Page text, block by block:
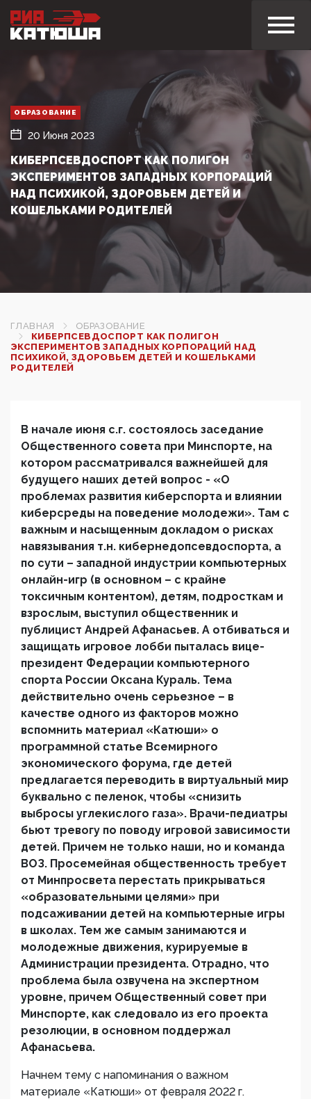
ОБРАЗОВАНИЕ
20 Июня 2023
КИБЕРПСЕВДОСПОРТ КАК ПОЛИГОН
ЭКСПЕРИМЕНТОВ ЗАПАДНЫХ КОРПОРАЦИЙ
НАД ПСИХИКОЙ, ЗДОРОВЬЕМ ДЕТЕЙ И
КОШЕЛЬКАМИ РОДИТЕЛЕЙ
ГЛАВНАЯ
ОБРАЗОВАНИЕ
КИБЕРПСЕВДОСПОРТ КАК ПОЛИГОН
ЭКСПЕРИМЕНТОВ ЗАПАДНЫХ КОРПОРАЦИЙ НАД
ПСИХИКОЙ, ЗДОРОВЬЕМ ДЕТЕЙ И КОШЕЛЬКАМИ
РОДИТЕЛЕЙ
В начале июня с.г. состоялось заседание
Общественного совета при Минспорте, на
котором рассматривался важнейшей для
будущего наших детей вопрос - «О
проблемах развития киберспорта и влиянии
киберсреды на поведение молодежи». Там с
важным и насыщенным докладом о рисках
навязывания т.н. кибернедопсевдоспорта, а
по сути – западной индустрии компьютерных
онлайн-игр (в основном – с крайне
токсичным контентом), детям, подросткам и
взрослым, выступил общественник и
публицист Андрей Афанасьев. А отбиваться и
защищать игровое лобби пыталась вице-
президент Федерации компьютерного
спорта России Оксана Кураль. Тема
действительно очень серьезное – в
качестве одного из факторов можно
вспомнить материал «Катюши» о
программной статье Всемирного
экономического форума, где детей
предлагается переводить в виртуальный мир
буквально с пеленок, чтобы «снизить
выбросы углекислого газа». Врачи-педиатры
бьют тревогу по поводу игровой зависимости
детей. Причем не только наши, но и команда
ВОЗ. Просемейная общественность требует
от Минпросвета перестать прикрываться
«образовательными целями» при
подсаживании детей на компьютерные игры
в школах. Тем же самым занимаются и
молодежные движения, курируемые в
Администрации президента. Отрадно, что
проблема была озвучена на экспертном
уровне, причем Общественный совет при
Минспорте, как следовало из его проекта
резолюции, в основном поддержал
Афанасьева.
Начнем тему с напоминания о важном
материале «Катюши» от февраля 2022 г.